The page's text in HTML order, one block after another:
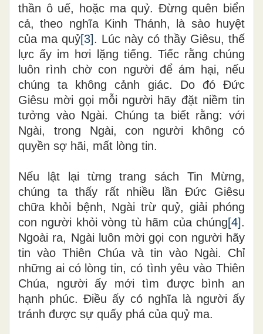
thần ô uế, hoặc ma quỷ. Đừng quên biển
cả, theo nghĩa Kinh Thánh, là sào huyệt
của ma quỷ[3]. Lúc này có thầy Giêsu, thế
lực ấy im hơi lặng tiếng. Tiếc rằng chúng
luôn rình chờ con người để ám hại, nếu
chúng ta không cảnh giác. Do đó Đức
Giêsu mời gọi mỗi người hãy đặt niềm tin
tưởng vào Ngài. Chúng ta biết rằng: với
Ngài, trong Ngài, con người không có
quyền sợ hãi, mất lòng tin.
Nếu lật lại từng trang sách Tin Mừng,
chúng ta thấy rất nhiều lần Đức Giêsu
chữa khỏi bệnh, Ngài trừ quỷ, giải phóng
con người khỏi vòng tù hãm của chúng[4].
Ngoài ra, Ngài luôn mời gọi con người hãy
tin vào Thiên Chúa và tin vào Ngài. Chỉ
những ai có lòng tin, có tình yêu vào Thiên
Chúa, người ấy mới tìm được bình an
hạnh phúc. Điều ấy có nghĩa là người ấy
tránh được sự quấy phá của quỷ ma.